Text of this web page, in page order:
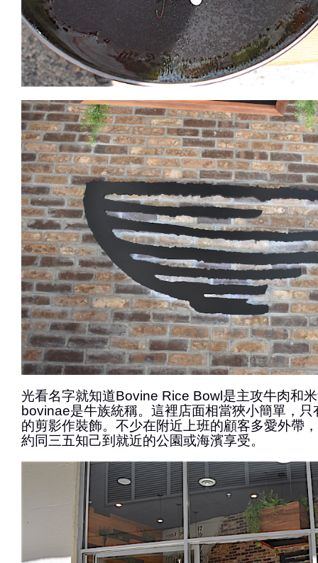
光看名字就知道Bovine Rice Bowl是主攻牛肉和
bovinae是牛族統稱。這裡店面相當狹小簡單，只
的剪影作裝飾。不少在附近上班的顧客多愛外帶
約同三五知己到就近的公園或海濱享受。